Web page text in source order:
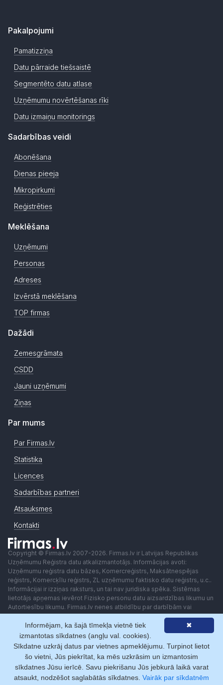
Pakalpojumi
Pamatizziņa
Datu pārraide tiešsaistē
Segmentēto datu atlase
Uzņēmumu novērtēšanas rīki
Datu izmaiņu monitorings
Sadarbības veidi
Abonēšana
Dienas pieeja
Mikropirkumi
Reģistrēties
Meklēšana
Uzņēmumi
Personas
Adreses
Izvērstā meklēšana
TOP firmas
Dažādi
Zemesgrāmata
CSDD
Jauni uzņēmumi
Ziņas
Par mums
Par Firmas.lv
Statistika
Licences
Sadarbības partneri
Atsauksmes
Kontakti
Copyright © Firmas.lv 2007-2026. Firmas.lv ir Latvijas Republikas
Uzņēmumu Reģistra datu atkalizmantotājs. Informācijas avoti:
Uzņēmumu reģistra datu bāzes, Komercreģistrs, Maksātnespējas
reģistrs, Komercķīlu reģistrs, ZL uzņēmumu faktisko datu reģistrs, u.c..
Informācijai ir izziņas raksturs, un tai nav juridiska spēka. Sistēmas
lietotājs apņemas ievērot Fizisko personu datu aizsardzības likumu un
Autortiesību likumu. Firmas.lv nenes atbildību par darbībām vai
lēmumiem, kas balstīti uz saņemto pakalpojumu. Lietotājam aizliegts
izmantot jebkādas automatizētas sistēmas vai iekārtas (robotus)
piekļuvei sistēmai bez rakstiskas saskaņošanas ar Firmas.lv. Galvenā
redaktore: Ingūna Pempere.
Lietošanas noteikumi
Privātuma politika Norēķini ar
✖
Informējam, ka šajā tīmekļa vietnē tiek
izmantotas sīkdatnes (angļu val. cookies).
Sīkdatne uzkrāj datus par vietnes apmeklējumu. Turpinot lietot
šo vietni, Jūs piekrītat, ka mēs uzkrāsim un izmantosim
sīkdatnes Jūsu ierīcē. Savu piekrišanu Jūs jebkurā laikā varat
atsaukt, nodzēšot saglabātās sīkdatnes. Vairāk par sīkdatnēm